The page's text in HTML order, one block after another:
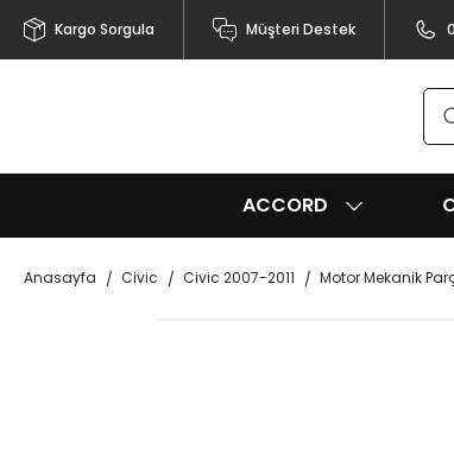
Kargo Sorgula Müşteri Destek
ACCORD
Anasayfa Civic Civic 2007-2011 Motor Mekanik